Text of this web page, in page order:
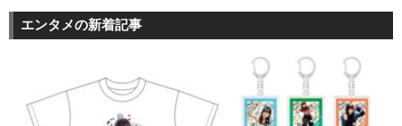
エンタメの新着記事